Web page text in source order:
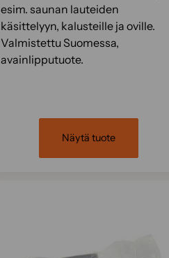
esim. saunan lauteiden
käsittelyyn, kalusteille ja oville.
Valmistettu Suomessa,
avainlipputuote.
Näytä tuote